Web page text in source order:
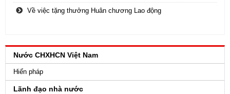
Về việc tặng thưởng Huân chương Lao động
Nước CHXHCN Việt Nam
Hiến pháp
Lãnh đạo nhà nước